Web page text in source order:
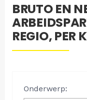
BRUTO EN
REGIO, PER